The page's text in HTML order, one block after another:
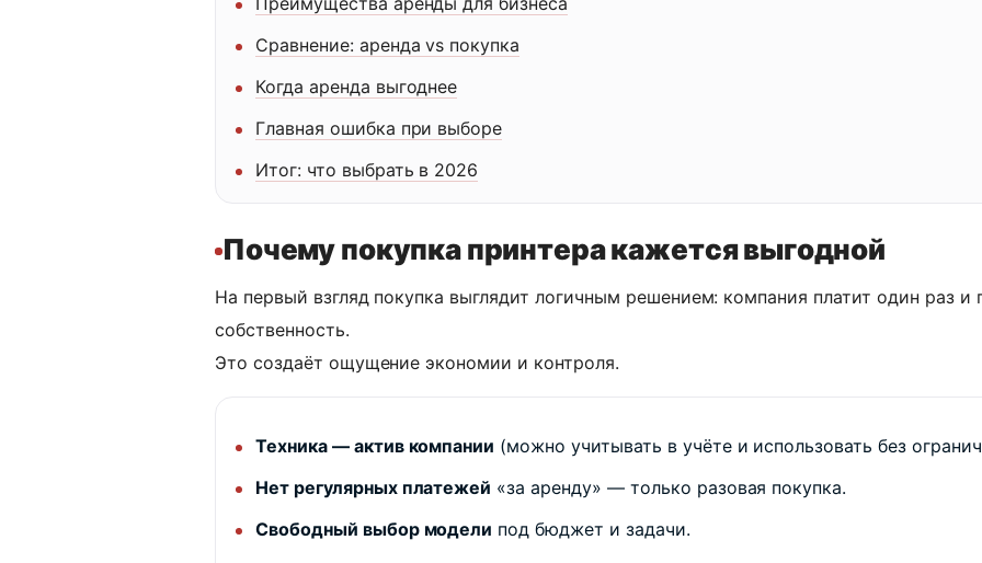
Сравнение: аренда vs покупка
Когда аренда выгоднее
Главная ошибка при выборе
Итог: что выбрать в 2026
Почему покупка принтера кажется выгодной
На первый взгляд покупка выглядит логичным решением: компания платит один раз и
собственность.
Это создаёт ощущение экономии и контроля.
Техника — актив компании (можно учитывать в учёте и использовать без
Нет регулярных платежей «за аренду» — только разовая покупка.
Свободный выбор модели под бюджет и задачи.